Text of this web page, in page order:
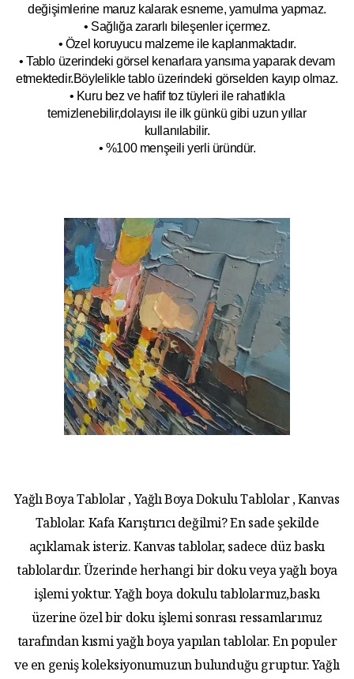
değişimlerine maruz kalarak esneme, yamulma yapmaz.
• Sağlığa zararlı bileşenler içermez.
• Özel koruyucu malzeme ile kaplanmaktadır.
• Tablo üzerindeki görsel kenarlara yansıma yaparak devam
etmektedir.Böylelikle tablo üzerindeki görselden kayıp olmaz.
• Kuru bez ve hafif toz tüyleri ile rahatlıkla
temizlenebilir,dolayısı ile ilkgünkü gibi uzun yıllar
kullanılabilir.
• %100 menşeili yerli üründür.
Yağlı Boya Tablolar , Yağlı Boya Dokulu Tablolar , Kanvas
Tablolar. Kafa Karıştırıcı değilmi? En sade şekilde
açıklamak isteriz. Kanvas tablolar, sadece düz baskı
tablolardır. Üzerinde herhangi bir doku veya yağlı boya
işlemi yoktur. Yağlı boya dokulu tablolarmız,baskı
üzerine özel bir doku işlemi sonrası ressamlarımız
tarafından kısmi yağlı boya yapılan tablolar. En populer
ve en geniş koleksiyonumuzun bulunduğu gruptur. Yağlı